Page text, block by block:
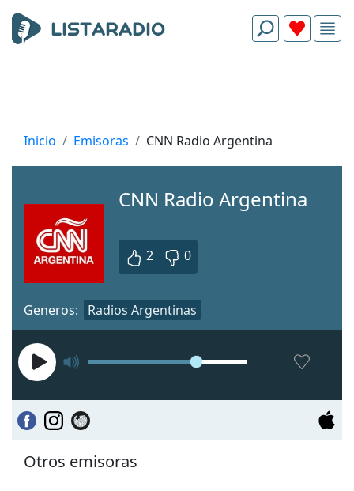
Inicio Emisoras CNN Radio Argentina
CNN Radio Argentina
2 0
Generos: Radios Argentinas
Otros emisoras